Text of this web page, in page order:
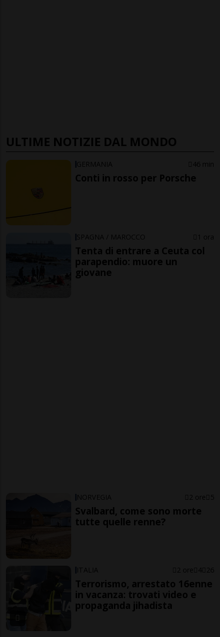
ULTIME NOTIZIE DAL MONDO
GERMANIA 46 min
Conti in rosso per Porsche
SPAGNA / MAROCCO 1 ora
Tenta di entrare a Ceuta col
parapendio: muore un
giovane
NORVEGIA 2 ore 5
Svalbard, come sono morte
tutte quelle renne?
ITALIA 2 ore 4 26
Terrorismo, arrestato 16enne
in vacanza: trovati video e
propaganda jihadista